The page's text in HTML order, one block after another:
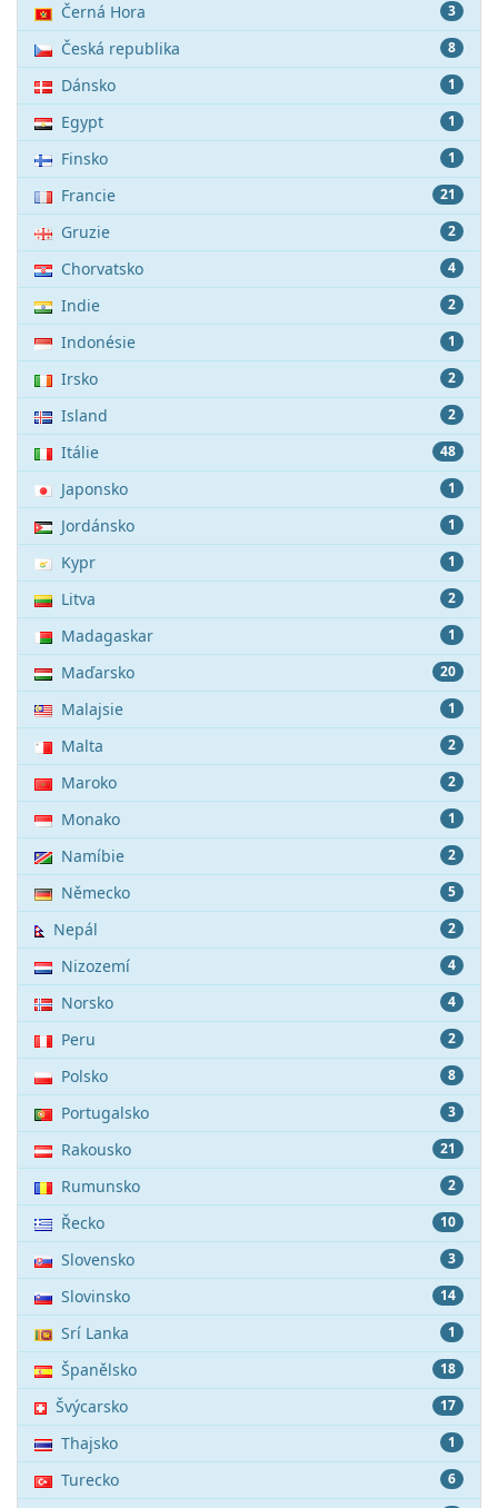
3
Černá Hora
8
Česká republika
1
Dánsko
1
Egypt
1
Finsko
21
Francie
2
Gruzie
4
Chorvatsko
2
Indie
1
Indonésie
2
Irsko
2
Island
48
Itálie
1
Japonsko
1
Jordánsko
1
Kypr
2
Litva
1
Madagaskar
20
Maďarsko
1
Malajsie
2
Malta
2
Maroko
1
Monako
2
Namíbie
5
Německo
2
Nepál
4
Nizozemí
4
Norsko
2
Peru
8
Polsko
3
Portugalsko
21
Rakousko
2
Rumunsko
10
Řecko
3
Slovensko
14
Slovinsko
1
Srí Lanka
18
Španělsko
17
Švýcarsko
1
Thajsko
6
Turecko